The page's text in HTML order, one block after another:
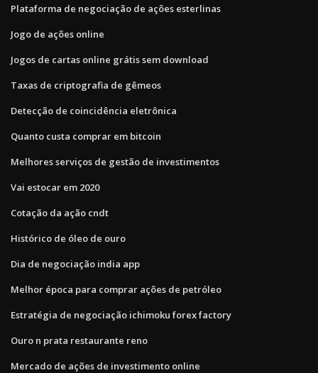
Plataforma de negociação de ações esterlinas
Jogo de ações online
Jogos de cartas online grátis sem download
Taxas de criptografia de gêmeos
Detecção de coincidência eletrônica
Quanto custa comprar em bitcoin
Melhores serviços de gestão de investimentos
Vai estocar em 2020
Cotação da ação cndt
Histórico de óleo de ouro
Dia de negociação india app
Melhor época para comprar ações de petróleo
Estratégia de negociação ichimoku forex factory
Ouro n prata restaurante reno
Mercado de ações de investimento online